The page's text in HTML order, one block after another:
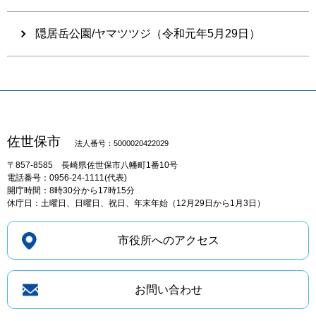
隠居岳公園/ヤマツツジ（令和元年5月29日）
佐世保市 法人番号：5000020422029
〒857-8585 長崎県佐世保市八幡町1番10号
電話番号：0956-24-1111(代表)
開庁時間：8時30分から17時15分
休庁日：土曜日、日曜日、祝日、年末年始（12月29日から1月3日）
市役所へのアクセス
お問い合わせ